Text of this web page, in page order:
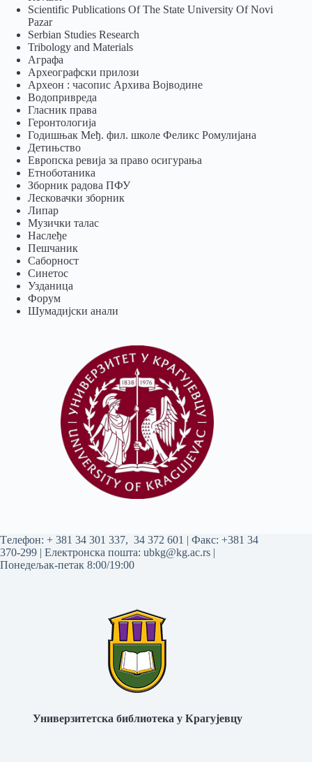
Scientific Publications Of The State University Of Novi
Pazar
Serbian Studies Research
Tribology and Materials
Аграфа
Археографски прилози
Археон : часопис Архива Војводине
Водопривреда
Гласник права
Геронтологија
Годишњак Међ. фил. школе Феликс Ромулијана
Детињство
Европска ревија за право осигурања
Eтноботаника
Зборник радова ПФУ
Лесковачки зборник
Липар
Музички талас
Наслеђе
Пешчаник
Саборност
Синетос
Узданица
Форум
Шумадијски анали
Tелефон: + 381 34 301 337, 34 372 601 | Факс: +381 34
370-299 | Електронска пошта: ubkg@kg.ac.rs |
Понедељак-петак 8:00/19:00
Универзитетска библиотека у Крагујевцу